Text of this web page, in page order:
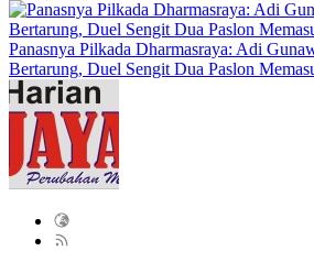
Panasnya Pilkada Dharmasraya: Adi
Bertarung, Duel Sengit Dua Paslon